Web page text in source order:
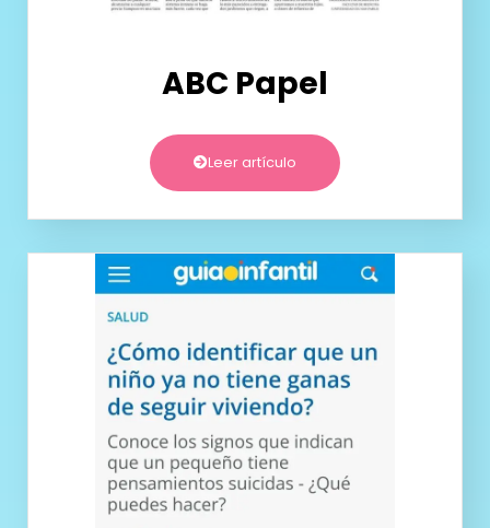
ABC Papel
Leer artículo